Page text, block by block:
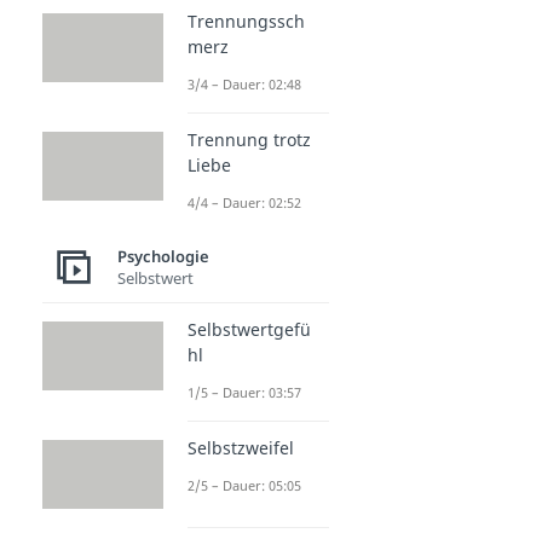
Trennungssch
merz
3/4 – Dauer: 02:48
Trennung trotz
Liebe
4/4 – Dauer: 02:52
Psychologie
Selbstwert
Selbstwertgefü
hl
1/5 – Dauer: 03:57
Selbstzweifel
2/5 – Dauer: 05:05